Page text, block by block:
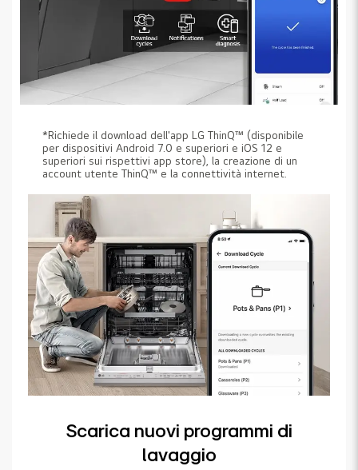
*Richiede il download dell'app LG ThinQ™ (disponibile
per dispositivi Android 7.0 e superiori e iOS 12 e
superiori sui rispettivi app store), la creazione di un
account utente ThinQ™ e la connettività internet.
Scarica nuovi programmi di
lavaggio